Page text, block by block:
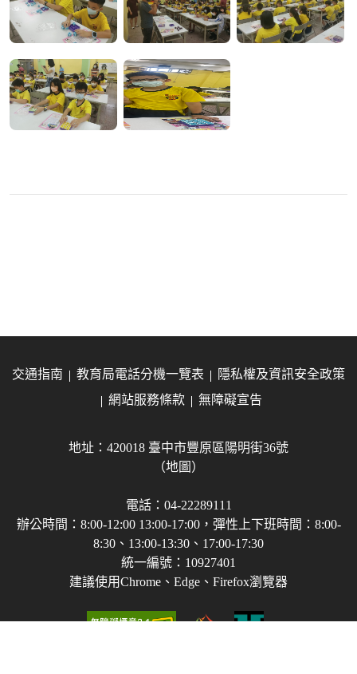
交通指南 教育局電話分機一覽表
隱私權及資訊安全政策
網站服務條款
無障礙宣告
地址：420018 臺中市豐原區陽明街36號
（地圖）
電話：04-22289111
辦公時間：8:00-12:00 13:00-17:00，彈性上下班時間：8:00-
8:30、13:00-13:30、17:00-17:30
統一編號：10927401
建議使用Chrome、Edge、Firefox瀏覽器